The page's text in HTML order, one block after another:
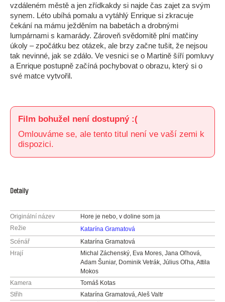
vzdáleném městě a jen zřídkakdy si najde čas zajet za svým
synem. Léto ubíhá pomalu a vytáhlý Enrique si zkracuje
čekání na mámu ježděním na babetách a drobnými
lumpárnami s kamarády. Zároveň svědomitě plní matčiny
úkoly – zpočátku bez otázek, ale brzy začne tušit, že nejsou
tak nevinné, jak se zdálo. Ve vesnici se o Martině šíří pomluvy
a Enrique postupně začíná pochybovat o obrazu, který si o
své matce vytvořil.
Film bohužel není dostupný :(
Omlouváme se, ale tento titul není ve vaší zemi k
dispozici.
Detaily
Originální název
Hore je nebo, v doline som ja
Režie
Katarína Gramatová
Scénář
Katarína Gramatová
Hrají
Michal Záchenský, Eva Mores, Jana Oľhová,
Adam Šuniar, Dominik Vetrák, Július Oľha, Attila
Mokos
Kamera
Tomáš Kotas
Střih
Katarína Gramatová, Aleš Valtr